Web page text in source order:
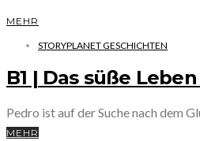
MEHR
STORYPLANET GESCHICHTEN
B1 | Das süße
Pedro ist auf der Suche nach dem
MEHR